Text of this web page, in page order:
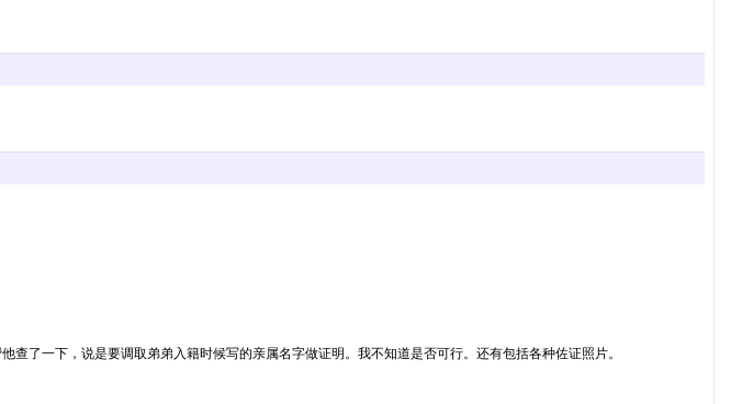
了一下，说是要调取弟弟入籍时候写的亲属名字做证明。我不知道是否可行。还有包括各种佐证照片。